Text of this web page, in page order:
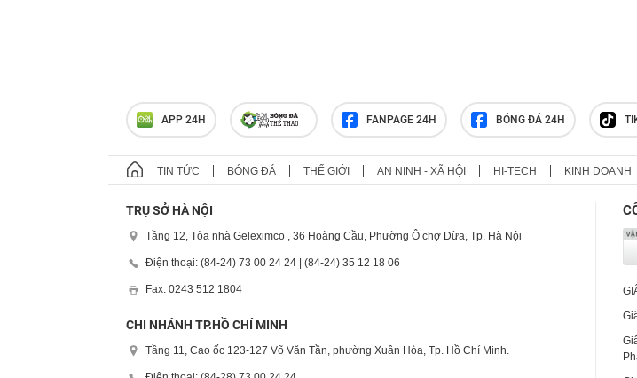
APP 24H FANPAGE 24H BÓNG ĐÁ 24H
TIN TỨC BÓNG ĐÁ THẾ GIỚI AN NINH - XÃ HỘI HI-TECH KINH DOANH
TRỤ SỞ HÀ NỘI
Tầng 12, Tòa nhà Geleximco , 36 Hoàng Cầu, Phường Ô chợ Dừa, Tp. Hà Nội
Điện thoại: (84-24) 73 00 24 24 | (84-24) 35 12 18 06
Fax: 0243 512 1804
CHI NHÁNH TP.HỒ CHÍ MINH
Tầng 11, Cao ốc 123-127 Võ Văn Tần, phường Xuân Hòa, Tp. Hồ Chí Minh.